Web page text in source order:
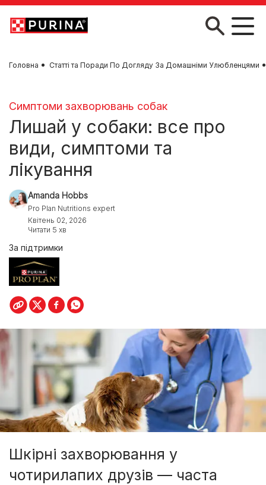
Skip to main content
Головна Статті та Поради По Догляду За Домашніми Улюбленцями
Симптоми захворювань собак
Лишай у собаки: все про
види, симптоми та
лікування
Amanda Hobbs
Pro Plan Nutritions expert
Квітень 02, 2026
Читати 5 хв
За підтримки
Шкірні захворювання у
чотирилапих друзів — часта